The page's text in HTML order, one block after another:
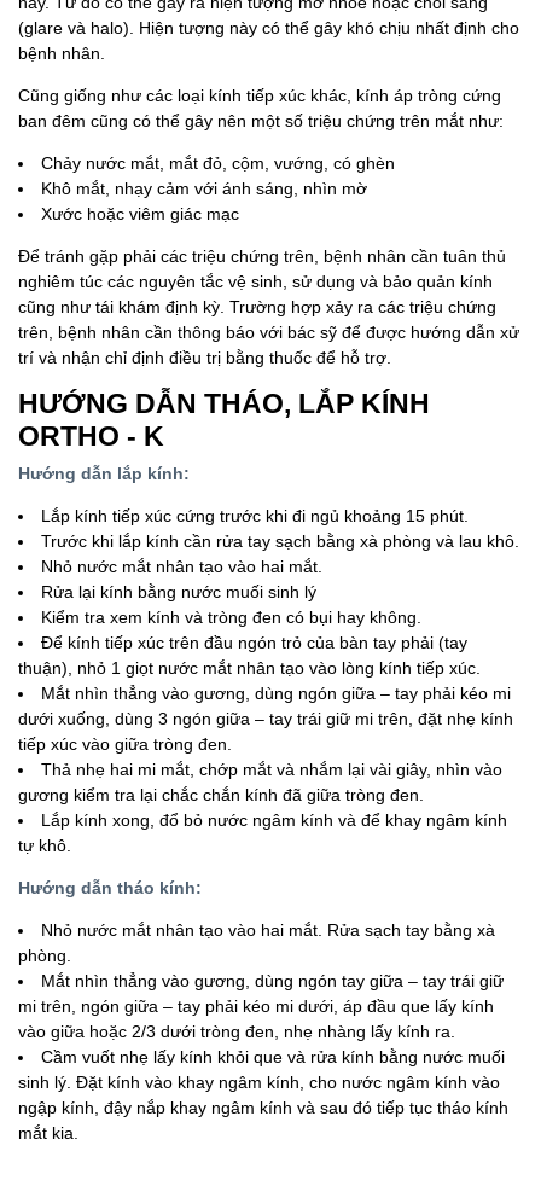
(glare và halo). Hiện tượng này có thể gây khó chịu nhất định cho
bệnh nhân.
Cũng giống như các loại kính tiếp xúc khác, kính áp tròng cứng
ban đêm cũng có thể gây nên một số triệu chứng trên mắt như:
Chảy nước mắt, mắt đỏ, cộm, vướng, có ghèn
Khô mắt, nhạy cảm với ánh sáng, nhìn mờ
Xước hoặc viêm giác mạc
Để tránh gặp phải các triệu chứng trên, bệnh nhân cần tuân thủ
nghiêm túc các nguyên tắc vệ sinh, sử dụng và bảo quản kính
cũng như tái khám định kỳ. Trường hợp xảy ra các triệu chứng
trên, bệnh nhân cần thông báo với bác sỹ để được hướng dẫn xử
trí và nhận chỉ định điều trị bằng thuốc để hỗ trợ.
HƯỚNG DẪN THÁO, LẮP KÍNH
ORTHO - K
Hướng dẫn lắp kính:
Lắp kính tiếp xúc cứng trước khi đi ngủ khoảng 15 phút.
Trước khi lắp kính cần rửa tay sạch bằng xà phòng và lau khô.
Nhỏ nước mắt nhân tạo vào hai mắt.
Rửa lại kính bằng nước muối sinh lý
Kiểm tra xem kính và tròng đen có bụi hay không.
Để kính tiếp xúc trên đầu ngón trỏ của bàn tay phải (tay
thuận), nhỏ 1 giọt nước mắt nhân tạo vào lòng kính tiếp xúc.
Mắt nhìn thẳng vào gương, dùng ngón giữa – tay phải kéo mi
dưới xuống, dùng 3 ngón giữa – tay trái giữ mi trên, đặt nhẹ kính
tiếp xúc vào giữa tròng đen.
Thả nhẹ hai mi mắt, chớp mắt và nhắm lại vài giây, nhìn vào
gương kiểm tra lại chắc chắn kính đã giữa tròng đen.
Lắp kính xong, đổ bỏ nước ngâm kính và để khay ngâm kính
tự khô.
Hướng dẫn tháo kính:
Nhỏ nước mắt nhân tạo vào hai mắt. Rửa sạch tay bằng xà
phòng.
Mắt nhìn thẳng vào gương, dùng ngón tay giữa – tay trái giữ
mi trên, ngón giữa – tay phải kéo mi dưới, áp đầu que lấy kính
vào giữa hoặc 2/3 dưới tròng đen, nhẹ nhàng lấy kính ra.
Cầm vuốt nhẹ lấy kính khỏi que và rửa kính bằng nước muối
sinh lý. Đặt kính vào khay ngâm kính, cho nước ngâm kính vào
ngập kính, đậy nắp khay ngâm kính và sau đó tiếp tục tháo kính
mắt kia.